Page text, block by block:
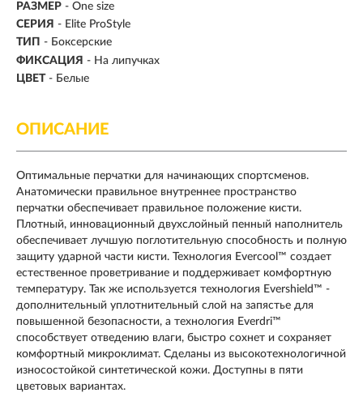
РАЗМЕР - One size
СЕРИЯ - Elite ProStyle
ТИП - Боксерские
ФИКСАЦИЯ - На липучках
ЦВЕТ - Белые
ОПИСАНИЕ
Оптимальные перчатки для начинающих спортсменов.
Анатомически правильное внутреннее пространство
перчатки обеспечивает правильное положение кисти.
Плотный, инновационный двухслойный пенный наполнитель
обеспечивает лучшую поглотительную способность и полную
защиту ударной части кисти. Технология Evercool™ создает
естественное проветривание и поддерживает комфортную
температуру. Так же используется технология Evershield™ -
дополнительный уплотнительный слой на запястье для
повышенной безопасности, а технология Everdri™
способствует отведению влаги, быстро сохнет и сохраняет
комфортный микроклимат. Сделаны из высокотехнологичной
износостойкой синтетической кожи. Доступны в пяти
цветовых вариантах.